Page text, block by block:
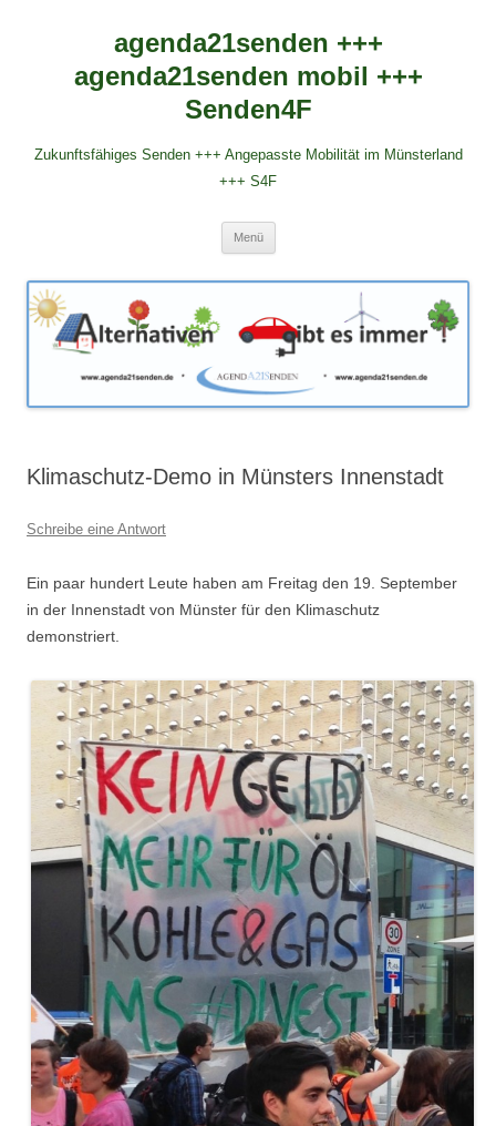
agenda21senden +++
agenda21senden mobil +++
Senden4F
Zukunftsfähiges Senden +++ Angepasste Mobilität im Münsterland
+++ S4F
Menü
Klimaschutz-Demo in Münsters Innenstadt
Schreibe eine Antwort
Ein paar hundert Leute haben am Freitag den 19. September
in der Innenstadt von Münster für den Klimaschutz
demonstriert.